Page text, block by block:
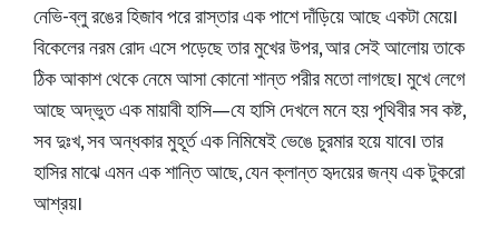
নেভি-ব্লু রঙের হিজাব পরে রাস্তার এক পাশে দাঁড়িয়ে আছে একটা মেয়ে।
বিকেলের নরম রোদ এসে পড়েছে তার মুখের উপর, আর সেই আলোয় তাকে
ঠিক আকাশ থেকে নেমে আসা কোনো শান্ত পরীর মতো লাগছে। মুখে লেগে
আছে অদ্ভুত এক মায়াবী হাসি—যে হাসি দেখলে মনে হয় পৃথিবীর সব কষ্ট,
সব দুঃখ, সব অন্ধকার মুহূর্ত এক নিমিষেই ভেঙে চুরমার হয়ে যাবে। তার
হাসির মাঝে এমন এক শান্তি আছে, যেন ক্লান্ত হৃদয়ের জন্য এক টুকরো
আশ্রয়।